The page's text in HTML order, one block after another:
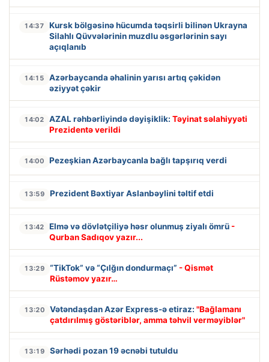
14:37
Kursk bölgəsinə hücumda təqsirli bilinən Ukrayna
Silahlı Qüvvələrinin muzdlu əsgərlərinin sayı
açıqlanıb
14:15
Azərbaycanda əhalinin yarısı artıq çəkidən
əziyyət çəkir
14:02 AZAL rəhbərliyində dəyişiklik: Təyinat səlahiyyəti
Prezidentə verildi
14:00 Pezeşkian Azərbaycanla bağlı tapşırıq verdi
13:59 Prezident Bəxtiyar Aslanbəylini təltif etdi
13:42 Elmə və dövlətçiliyə həsr olunmuş ziyalı ömrü -
Qurban Sadıqov yazır...
13:29 “TikTok” və “Çılğın dondurmaçı” - Qismət
Rüstəmov yazır…
13:20 Vətəndaşdan Azər Express-ə etiraz: "Bağlamanı
çatdırılmış göstəriblər, amma təhvil verməyiblər"
13:19 Sərhədi pozan 19 əcnəbi tutuldu